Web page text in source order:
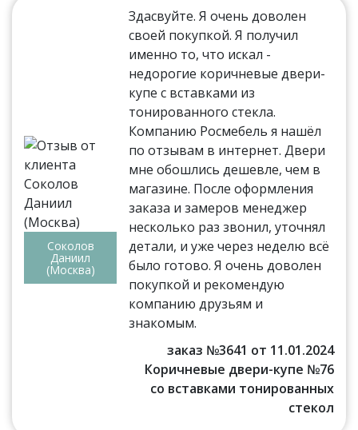
Соколов
Даниил
(Москва)
Здасвуйте. Я очень доволен
своей покупкой. Я получил
именно то, что искал -
недорогие коричневые двери-
купе с вставками из
тонированного стекла.
Компанию Росмебель я нашёл
по отзывам в интернет. Двери
мне обошлись дешевле, чем в
магазине. После оформления
заказа и замеров менеджер
несколько раз звонил, уточнял
детали, и уже через неделю всё
было готово. Я очень доволен
покупкой и рекомендую
компанию друзьям и
знакомым.
заказ №3641 от 11.01.2024
Коричневые двери-купе №76
со вставками тонированных
стекол